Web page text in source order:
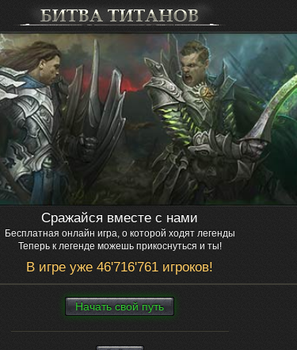
Сражайся вместе с нами
Бесплатная онлайн игра, о которой ходят легенды
Теперь к легенде можешь прикоснуться и ты!
В игре уже 46'716'761 игроков!
Нaчaть свой путь